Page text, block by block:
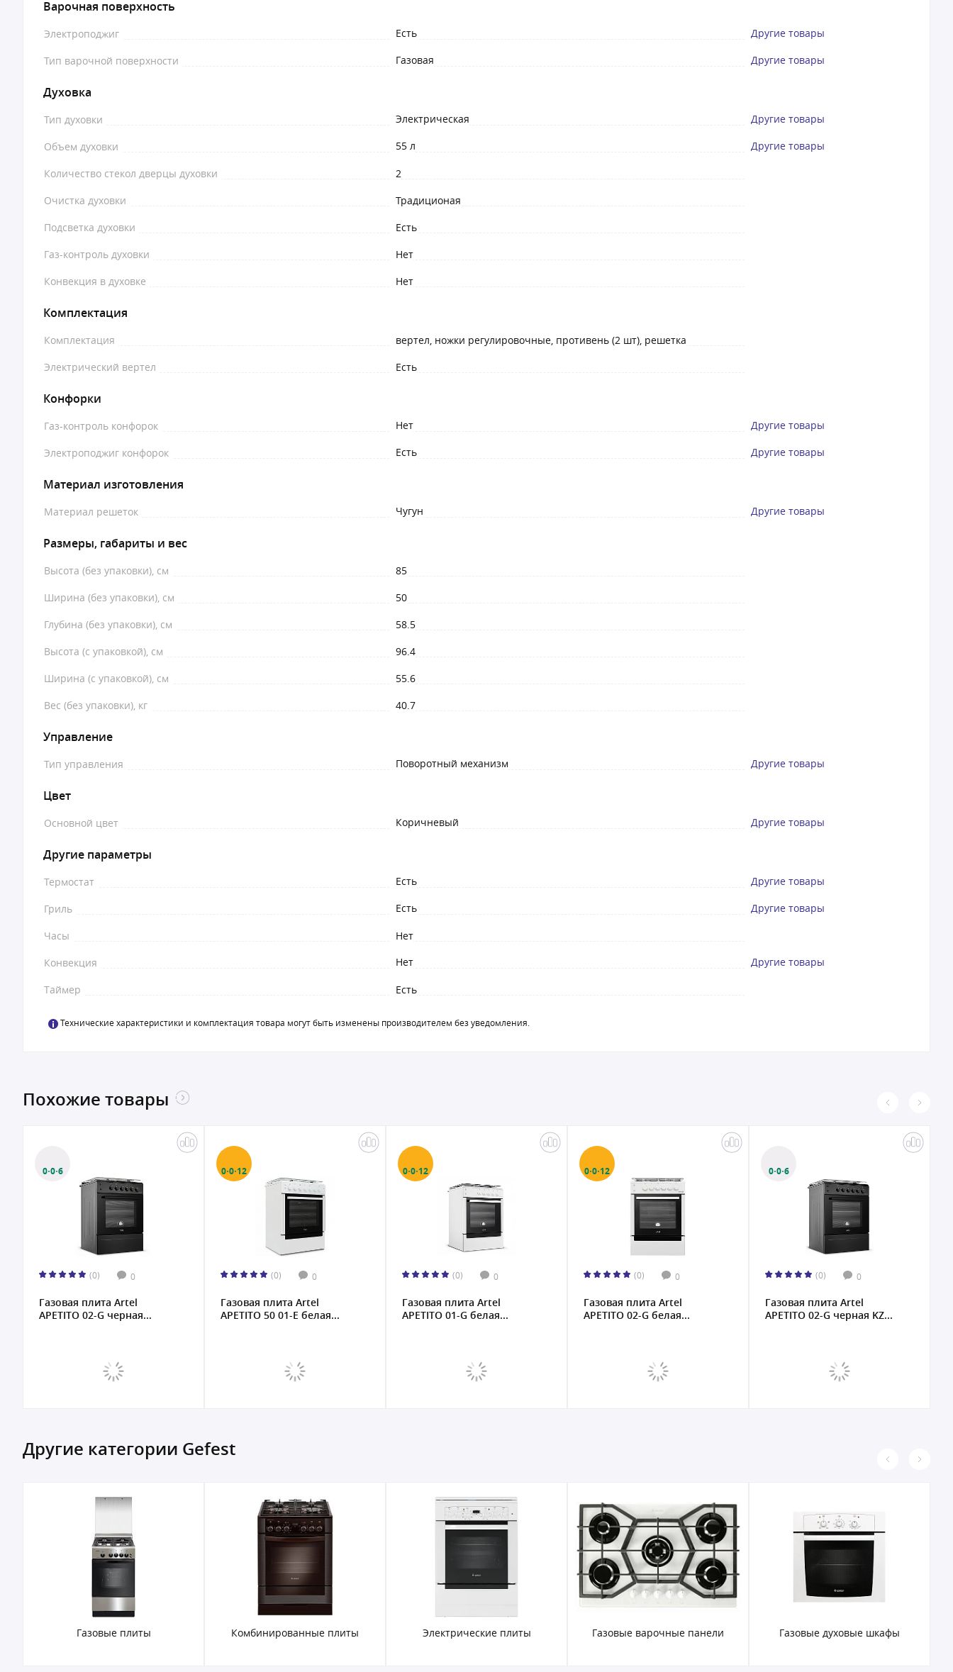
Варочная поверхность
Электроподжиг Есть Другие товары
Тип варочной поверхности Газовая Другие товары
Духовка
Тип духовки Электрическая Другие товары
Объем духовки 55 л Другие товары
Количество стекол дверцы духовки
2
Очистка духовки
Традиционая
Подсветка духовки
Есть
Газ-контроль духовки
Нет
Конвекция в духовке
Нет
Комплектация
Комплектация
вертел, ножки регулировочные, противень (2 шт), решетка
Электрический вертел
Есть
Конфорки
Газ-контроль конфорок Нет Другие товары
Электроподжиг конфорок Есть Другие товары
Материал изготовления
Материал решеток Чугун Другие товары
Размеры, габариты и вес
Высота (без упаковки), см
85
Ширина (без упаковки), см
50
Глубина (без упаковки), см
58.5
Высота (с упаковкой), см
96.4
Ширина (с упаковкой), см
55.6
Вес (без упаковки), кг
40.7
Управление
Тип управления Поворотный механизм Другие товары
Цвет
Основной цвет Коричневый Другие товары
Другие параметры
Термостат Есть Другие товары
Гриль Есть Другие товары
Часы
Нет
Конвекция
Нет Другие товары
Таймер Есть
Технические характеристики и комплектация товара могут быть изменены производителем без уведомления.
Похожие товары
0·0·6
(0) 0
Газовая плита Artel
APETITO 02-G черная...
0·0·12
(0) 0
Газовая плита Artel
APETITO 50 01-E белая...
0·0·12
(0) 0
Газовая плита Artel
APETITO 01-G белая...
0·0·12
(0) 0
Газовая плита Artel
APETITO 02-G белая...
0·0·6
(0) 0
Газовая плита Artel
APETITO 02-G черная KZ...
Другие категории Gefest
Газовые плиты Комбинированные плиты Электрические плиты Газовые варочные панели Газовые духовые шкафы